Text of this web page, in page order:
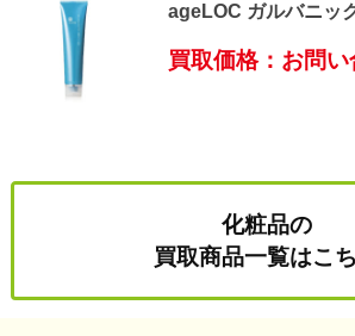
ageLOC ガルバニッ
買取価格：お問
化粧品の
買取商品一覧はこ